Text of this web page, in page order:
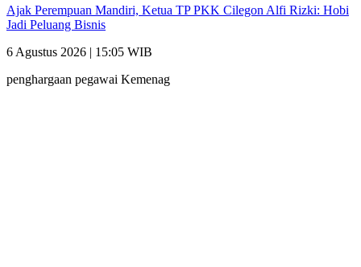
Ajak Perempuan Mandiri, Ketua TP PKK Cilegon Alfi Rizki: Hobi
Jadi Peluang Bisnis
6 Agustus 2026 | 15:05 WIB
penghargaan pegawai Kemenag